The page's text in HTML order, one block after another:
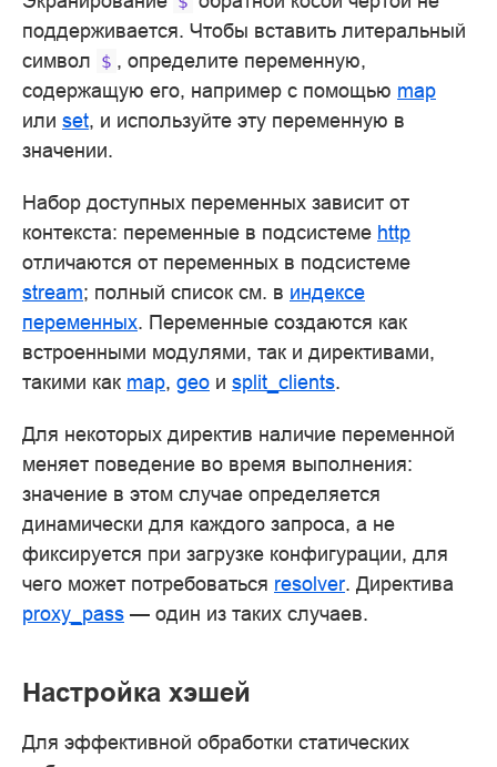
поддерживается. Чтобы вставить литеральный
символ $ , определите переменную,
содержащую его, например с помощью map
или set, и используйте эту переменную в
значении.
Набор доступных переменных зависит от
контекста: переменные в подсистеме http
отличаются от переменных в подсистеме
stream; полный список см. в индексе
переменных. Переменные создаются как
встроенными модулями, так и директивами,
такими как map, geo и split_clients.
Для некоторых директив наличие переменной
меняет поведение во время выполнения:
значение в этом случае определяется
динамически для каждого запроса, а не
фиксируется при загрузке конфигурации, для
чего может потребоваться resolver. Директива
proxy_pass — один из таких случаев.
Настройка хэшей
Для эффективной обработки статических